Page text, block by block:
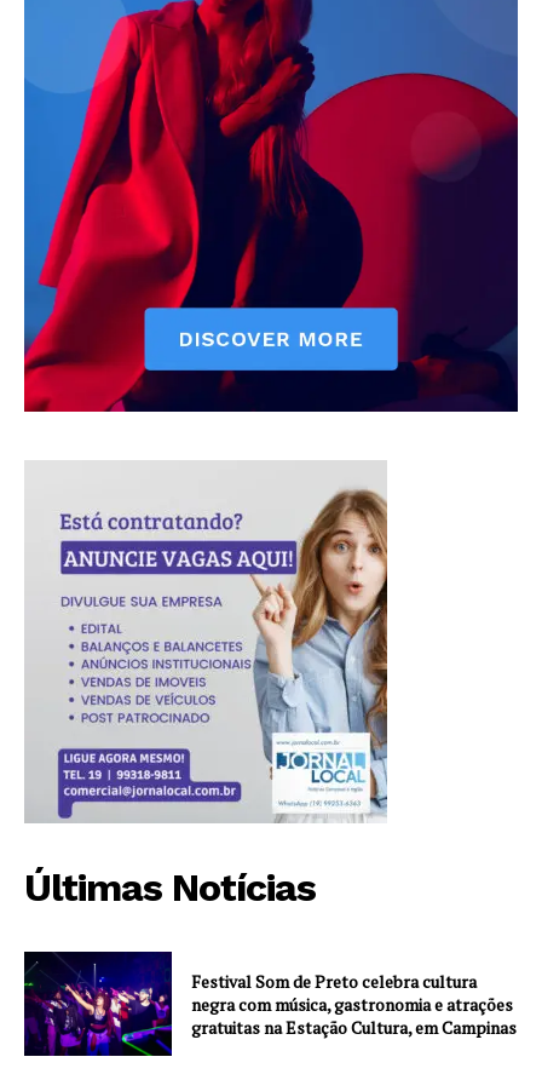
Últimas Notícias
Festival Som de Preto celebra cultura
negra com música, gastronomia e atrações
gratuitas na Estação Cultura, em Campinas